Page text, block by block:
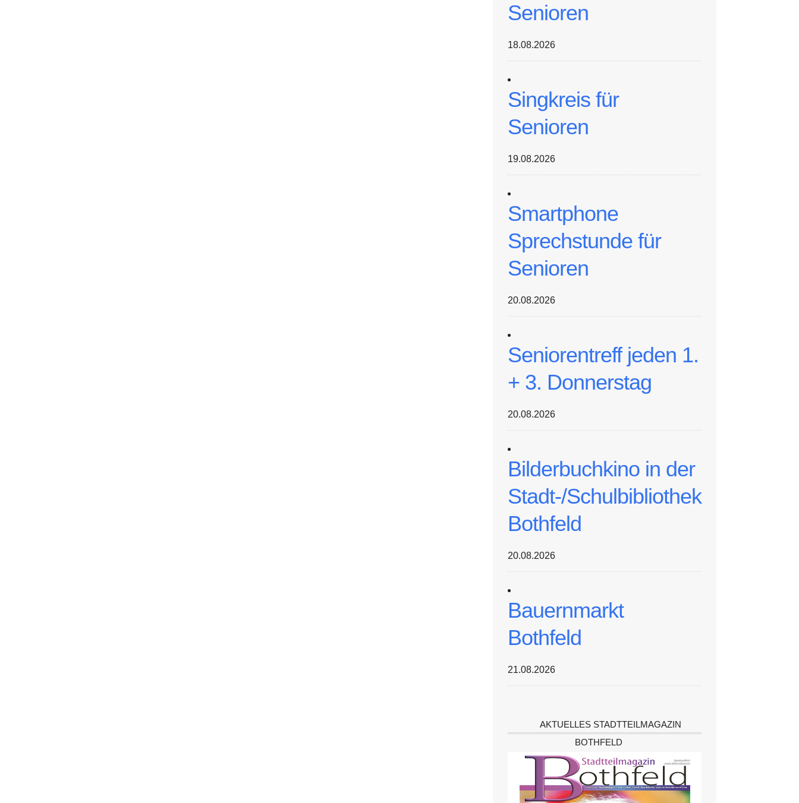
Senioren
18.08.2026
Singkreis für
Senioren
19.08.2026
Smartphone
Sprechstunde für
Senioren
20.08.2026
Seniorentreff jeden 1.
+ 3. Donnerstag
20.08.2026
Bilderbuchkino in der
Stadt-/Schulbibliothek
Bothfeld
20.08.2026
Bauernmarkt
Bothfeld
21.08.2026
AKTUELLES STADTTEILMAGAZIN
BOTHFELD